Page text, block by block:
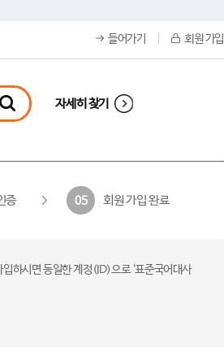
들어가기 회원 가입
자세히 찾기
증 05 회원 가입 완료
하시면 동일한 계정(ID)으로 ‘표준국어대사